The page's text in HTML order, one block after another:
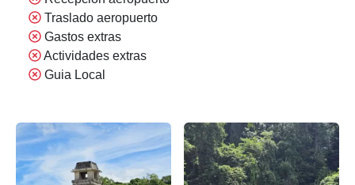
Traslado aeropuerto
Gastos extras
Actividades extras
Guia Local